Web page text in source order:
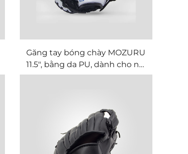
Găng tay bóng chày MOZURU
11.5", bằng da PU, dành cho nội
tuyến